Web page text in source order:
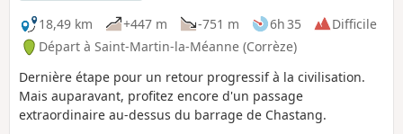
18,49 km
+447 m -751 m 6h 35
Difficile
Départ à Saint-Martin-la-Méanne (Corrèze)
Dernière étape pour un retour progressif à la civilisation.
Mais auparavant, profitez encore d'un passage
extraordinaire au-dessus du barrage de Chastang.